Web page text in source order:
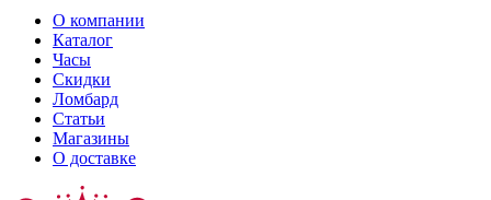
О компании
Каталог
Часы
Скидки
Ломбард
Статьи
Магазины
О доставке